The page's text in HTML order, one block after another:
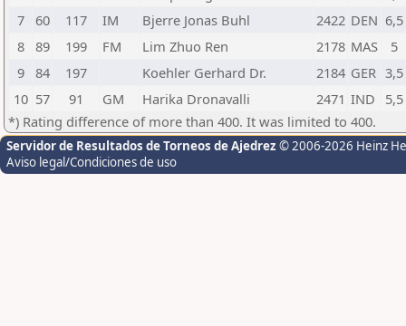
7
60 117 IM Bjerre Jonas Buhl 2422 DEN 6,5
8 89 199 FM Lim Zhuo Ren 2178 MAS
5
9 84 197 Koehler Gerhard Dr. 2184 GER 3,5
10 57 91 GM Harika Dronavalli 2471 IND
5,5
*) Rating difference of more than 400. It was limited to 400.
Servidor de Resultados de Torneos de Ajedrez © 2006-2026 Heinz
Aviso legal/Condiciones de uso